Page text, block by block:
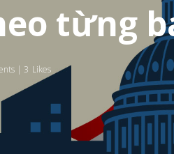
từng
| 3 Likes